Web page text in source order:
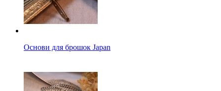
Основи для брошок Japan